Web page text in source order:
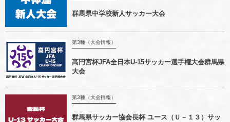
群馬県中学校新人サッカー大会
第3種（大会情報）
高円宮杯JFA全日本U-15サッカー選手権大会群馬県
大会
第3種（大会情報）
群馬県サッカー協会長杯 ユース（Ｕ－１３）サッ